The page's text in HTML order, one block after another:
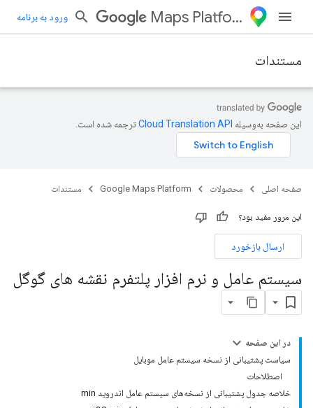
Maps Platform ورود به برنامه
مستندات
این صفحه به‌وسیله ترجمه شده است.
صفحه اصلی محصولات Google Maps Platform مستندات
این مرور مفید بود؟
ارسال بازخورد
سیستم عامل و نرم افزار پلتفرم نقشه های گوگل
در این صفحه
سیاست پشتیبانی از نسخه سیستم عامل موبایل
اصطلاحات
خلاصه جدول پشتیبانی از نسخه‌های سیستم عامل اندروید min